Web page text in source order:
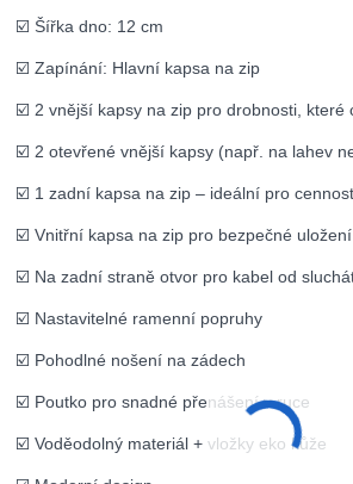
☑️ Šířka dno: 12 cm
☑️ Zapínání: Hlavní kapsa na zip
☑️ 2 vnější kapsy na zip pro drobnosti, které
☑️ 2 otevřené vnější kapsy (např. na lahev
☑️ 1 zadní kapsa na zip – ideální pro
☑️ Vnitřní kapsa na zip pro bezpečné
☑️ Na zadní straně otvor pro kabel od
☑️ Nastavitelné ramenní popruhy
☑️ Pohodlné nošení na zádech
☑️ Poutko pro snadné přenášení v ruce
☑️ Voděodolný materiál + vložky eko kůže